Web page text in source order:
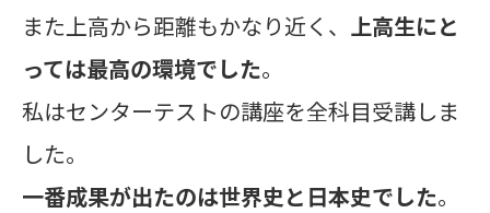
また上高から距離もかなり近く、 上高生にと
っては最高の環境でした。
私はセンターテストの講座を全科目受講しま
した。
一番成果が出たのは世界史と日本史でした。